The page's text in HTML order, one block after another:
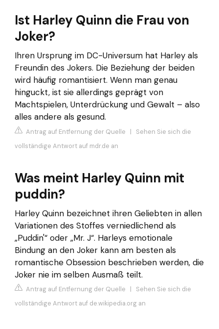
Ist Harley Quinn die Frau von
Joker?
Ihren Ursprung im DC-Universum hat Harley als
Freundin des Jokers. Die Beziehung der beiden
wird häufig romantisiert. Wenn man genau
hinguckt, ist sie allerdings geprägt von
Machtspielen, Unterdrückung und Gewalt – also
alles andere als gesund.
Antrag auf Entfernung der Quelle | Sehen Sie sich die
vollständige Antwort auf mdr.de an
Was meint Harley Quinn mit
puddin?
Harley Quinn bezeichnet ihren Geliebten in allen
Variationen des Stoffes verniedlichend als
„Puddin'“ oder „Mr. J“. Harleys emotionale
Bindung an den Joker kann am besten als
romantische Obsession beschrieben werden, die
Joker nie im selben Ausmaß teilt.
Antrag auf Entfernung der Quelle | Sehen Sie sich die
vollständige Antwort auf de.wikipedia.org an